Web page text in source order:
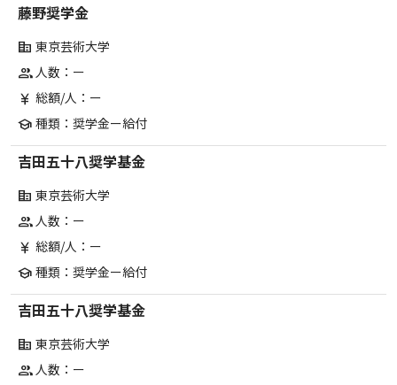
藤野奨学金
corporate_fare 東京芸術大学
group人数：ー
currency_yen 総額/人：ー
school 種類：奨学金ー給付
吉田五十八奨学基金
corporate_fare 東京芸術大学
group人数：ー
currency_yen 総額/人：ー
school 種類：奨学金ー給付
吉田五十八奨学基金
corporate_fare 東京芸術大学
group人数：ー